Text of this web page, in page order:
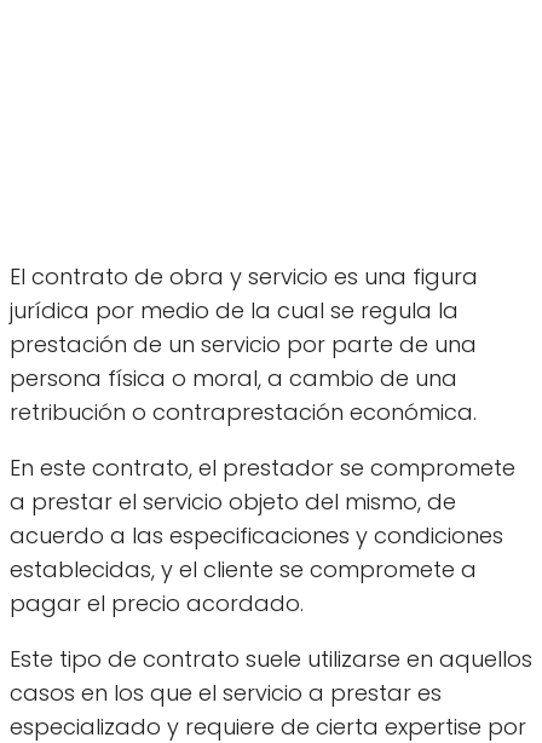
El contrato de obra y servicio es una figura
jurídica por medio de la cual se regula la
prestación de un servicio por parte de una
persona física o moral, a cambio de una
retribución o contraprestación económica.
En este contrato, el prestador se compromete
a prestar el servicio objeto del mismo, de
acuerdo a las especificaciones y condiciones
establecidas, y el cliente se compromete a
pagar el precio acordado.
Este tipo de contrato suele utilizarse en aquellos
casos en los que el servicio a prestar es
especializado y requiere de cierta expertise por